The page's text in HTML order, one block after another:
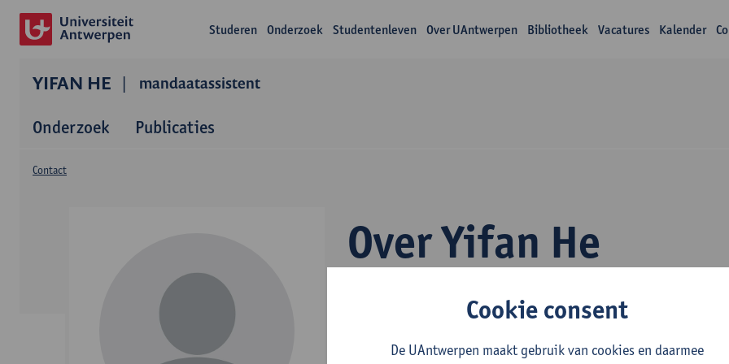
Studeren Onderzoek Studentenleven Over UAntwerpen Bibliotheek Vacatures Kalender
YIFAN HE mandaatassistent
Onderzoek Publicaties
Over Yifan He
Contact
Cookie consent
De UAntwerpen maakt gebruik van cookies en daarmee